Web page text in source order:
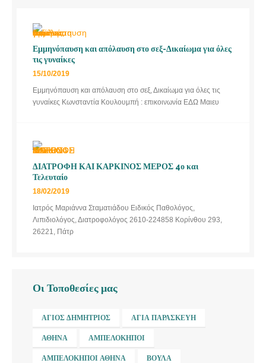
Εμμηνόπαυση και απόλαυση στο σεξ-Δικαίωμα για όλες
τις γυναίκες
15/10/2019
Εμμηνόπαυση και απόλαυση στο σεξ, Δικαίωμα για όλες τις
γυναίκες Κωνσταντία Κουλουμπή : επικοινωνία ΕΔΩ Μαιευ
ΔΙΑΤΡΟΦΗ ΚΑΙ ΚΑΡΚΙΝΟΣ ΜΕΡΟΣ 4ο και
Τελευταίο
18/02/2019
Ιατρός Μαριάννα Σταματιάδου Ειδικός Παθολόγος,
Λιπιδιολόγος, Διατροφολόγος 2610-224858 Κορίνθου 293,
26221, Πάτρ
Οι Τοποθεσίες μας
ΆΓΙΟΣ ΔΗΜΉΤΡΙΟΣ ΑΓΊΑ ΠΑΡΑΣΚΕΥΉ
ΑΘΉΝΑ ΑΜΠΕΛΌΚΗΠΟΙ
ΑΜΠΕΛΌΚΗΠΟΙ ΑΘΉΝΑ ΒΟΎΛΑ